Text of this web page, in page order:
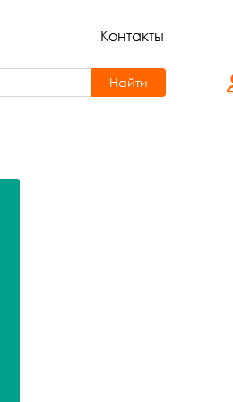
Контакты
Найти